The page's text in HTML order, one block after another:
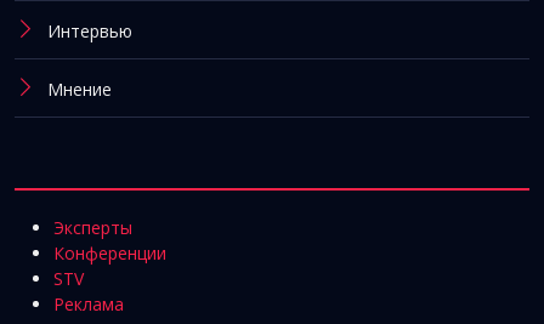
Интервью
Мнение
Эксперты
Конференции
STV
Реклама